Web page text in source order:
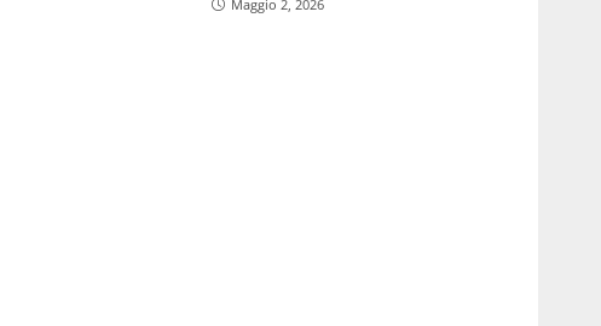
Maggio 2, 2026